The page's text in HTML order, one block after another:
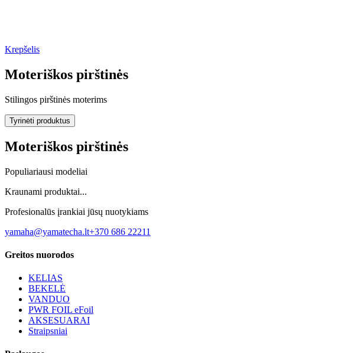
Krepšelis
Moteriškos pirštinės
Stilingos pirštinės moterims
Tyrinėti produktus
Moteriškos pirštinės
Populiariausi modeliai
Kraunami produktai...
Profesionalūs įrankiai jūsų nuotykiams
yamaha@yamatecha.lt+370 686 22211
Greitos nuorodos
KELIAS
BEKELĖ
VANDUO
PWR FOIL eFoil
AKSESUARAI
Straipsniai